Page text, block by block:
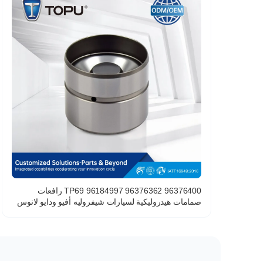
TP69 96184997 96376362 96376400 رافعات
صمامات هيدروليكية لسيارات شيفروليه أفيو ودايو لانوس